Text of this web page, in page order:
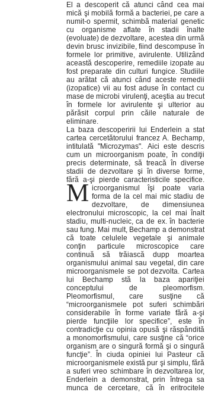
El a descoperit că atunci când cea mai
mică şi mobilă formă a bacteriei, pe care a
numit-o spermit, schimbă material genetic
cu organisme aflate în stadii înalte
(evoluate) de dezvoltare, acestea din urmă
devin brusc invizibile, fiind descompuse în
formele lor primitive, avirulente. Utilizând
această descoperire, remediile izopate au
fost preparate din culturi fungice. Studiile
au arătat că atunci când aceste remedii
(izopatice) vii au fost aduse în contact cu
mase de microbi virulenţi, aceştia au trecut
în formele lor avirulente şi ulterior au
părăsit corpul prin căile naturale de
eliminare.
La baza descoperirii lui Enderlein a stat
cartea cercetătorului francez A. Bechamp,
intitulată "Microzymas". Aici este descris
cum un microorganism poate, în condiţii
precis determinate, să treacă în diverse
stadii de dezvoltare şi în diverse forme,
fără a-şi pierde caracteristicile specifice.
M icroorganismul îşi poate varia
forma de la cel mai mic stadiu de
dezvoltare, de dimensiunea
electronului microscopic, la cel mai înalt
stadiu, multi-nucleic, ca de ex. în bacterie
sau fung. Mai mult, Bechamp a demonstrat
că toate celulele vegetale şi animale
conţin particule microscopice care
continuă să trăiască dupp moartea
organismului animal sau vegetal, din care
microorganismele se pot dezvolta. Cartea
lui Bechamp stă la baza apariţiei
conceptului de pleomorfism.
Pleomorfismul, care susţine că
“microorganismele pot suferi schimbări
considerabile în forme variate fără a-şi
pierde funcţiile lor specifice”, este în
contradicţie cu opinia opusă şi răspândită
a monomorfismului, care susţine că “orice
organism are o singură formă şi o singură
funcţie”. În ciuda opiniei lui Pasteur că
microorganismele există pur şi simplu, fără
a suferi vreo schimbare în dezvoltarea lor,
Enderlein a demonstrat, prin întrega sa
munca de cercetare, că în eritrocitele